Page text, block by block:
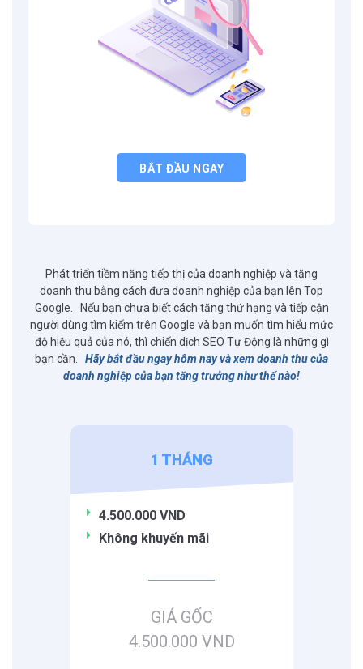
BẮT ĐẦU NGAY
Phát triển tiềm năng tiếp thị của doanh nghiệp và tăng
doanh thu bằng cách đưa doanh nghiệp của bạn lên Top
Google.
Nếu bạn chưa biết cách tăng thứ hạng và tiếp cận
người dùng tìm kiếm trên Google và bạn muốn tìm hiểu mức
độ hiệu quả của nó, thì chiến dịch SEO Tự Động là những gì
bạn cần.
Hãy bắt đầu ngay hôm nay và xem doanh thu của
doanh nghiệp của bạn tăng trưởng như thế nào!
1 THÁNG
4.500.000 VND
Không khuyến mãi
GIÁ GỐC
4.500.000 VND